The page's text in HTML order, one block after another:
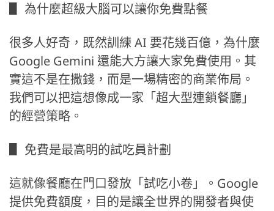
▋ 為什麼超級大腦可以讓你免費點餐
很多人好奇，既然訓練 AI 要花幾百億，為什麼
Google Gemini 還能大方讓大家免費使用。其
實這不是在撒錢，而是一場精密的商業佈局。
我們可以把這想像成一家「超大型連鎖餐廳」
的經營策略。
▋ 免費是最高明的試吃員計劃
這就像餐廳在門口發放「試吃小卷」。Google
提供免費額度，目的是讓全世界的開發者與使